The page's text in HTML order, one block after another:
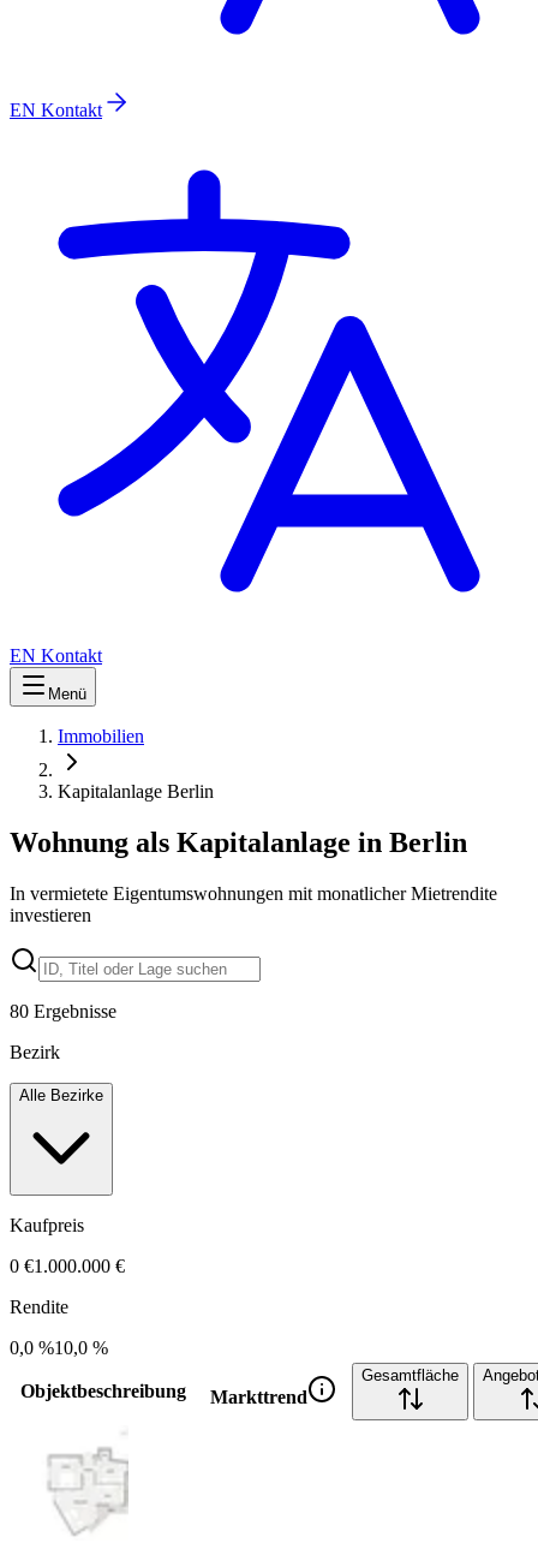
EN Kontakt
EN Kontakt
Menü
Immobilien
Kapitalanlage Berlin
Wohnung als Kapitalanlage in Berlin
In vermietete Eigentumswohnungen mit monatlicher Mietrendite
investieren
80 Ergebnisse
Bezirk
Alle Bezirke
Kaufpreis
0 €1.000.000 €
Rendite
0,0 %10,0 %
Objektbeschreibung Markttrend
Gesamtfläche